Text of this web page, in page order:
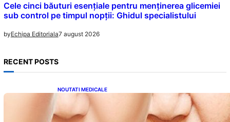
Cele cinci băuturi esențiale pentru menținerea glicemiei
sub control pe timpul nopții: Ghidul specialistului
byEchipa Editoriala7 august 2026
RECENT POSTS
NOUTATI MEDICALE
Evoluția Personalității după 70 de Ani: Ce
Revelații Ne Oferă Studiile Psihologice